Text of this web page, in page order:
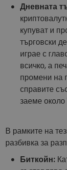
Дневната
купуват и
търговски
играе с
всичко, а
промени на
справите
заеме
В рамките на
разбивка за
Биткойн: